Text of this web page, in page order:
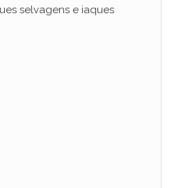
selvagens e iaques